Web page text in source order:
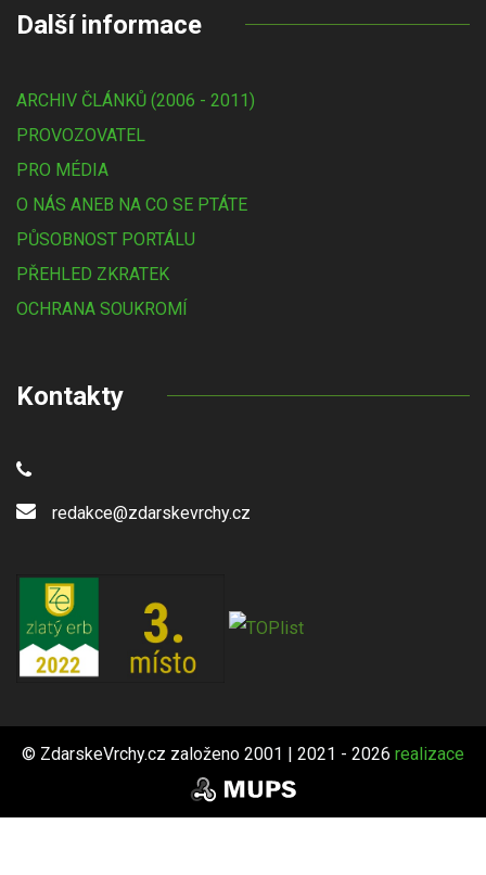
Další informace
ARCHIV ČLÁNKŮ (2006 - 2011)
PROVOZOVATEL
PRO MÉDIA
O NÁS ANEB NA CO SE PTÁTE
PŮSOBNOST PORTÁLU
PŘEHLED ZKRATEK
OCHRANA SOUKROMÍ
Kontakty
redakce@zdarskevrchy.cz
© ZdarskeVrchy.cz založeno 2001 | 2021 - 2026 realizace